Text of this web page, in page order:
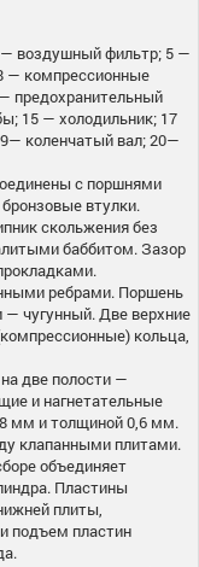
воздушный фильтр; 5 —
— компрессионные
предохранительный
15 — холодильник; 17
коленчатый вал; 20—
с поршнями
втулки.
скольжения без
баббитом. Зазор
ребрами. Поршень
— чугунный. Две верхние
кольца,
две полости —
и нагнетательные
мм и толщиной 0,6 мм.
клапанными плитами.
объединяет
Пластины
плиты,
подъем пластин